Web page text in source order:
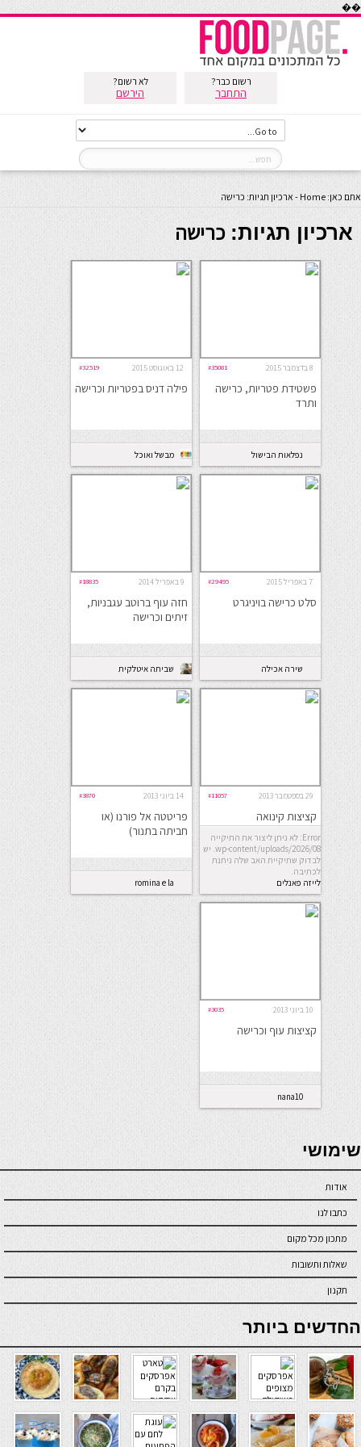
��
רשום כבר?
התחבר
לא רשום?
הירשם
אתם כאן: Home
- ארכיון תגיות: כרישה
ארכיון תגיות:כרישה
8 בדצמבר 2015 #35081
פשטידת פטריות, כרישה
ותרד
נפלאות הבישול
12 באוגוסט 2015 #32519
פילה דניס בפטריות וכרישה
מבשל ואוכל
7 באפריל 2015 #29495
סלט כרישה בויניגרט
שירה אכילה
9 באפריל 2014 #18835
חזה עוף ברוטב עגבניות,
זיתים וכרישה
שביתה איטלקית
29 בספטמבר 2013 #11057
קציצות קינואה
Error: לא ניתן ליצור את התיקייה
wp-content/uploads/2026/08. יש
לבדוק שתיקיית האב שלה ניתנת
לכתיבה.
לייזה פאנלים
14 ביוני 2013 #3870
פריטטה אל פורנו (או
חביתה בתנור)
romina e la
cucina
10 ביוני 2013 #3035
קציצות עוף וכרישה
nana10
seriöse online casinos österreich
שימושי
אודות
כתבו לנו
מתכון מכל מקום
שאלות ותשובות
תקנון
online casino
החדשים ביותר